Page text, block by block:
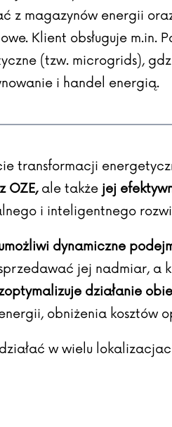
z magazynów energii
Klient obsługuje m.in.
(tzw. microgrids),
i handel energią.
transformacji
OZE,ale także jej
i inteligentnego
dynamiczne
jej nadmiar, a
działanie
obniżenia kosztów
w wielu